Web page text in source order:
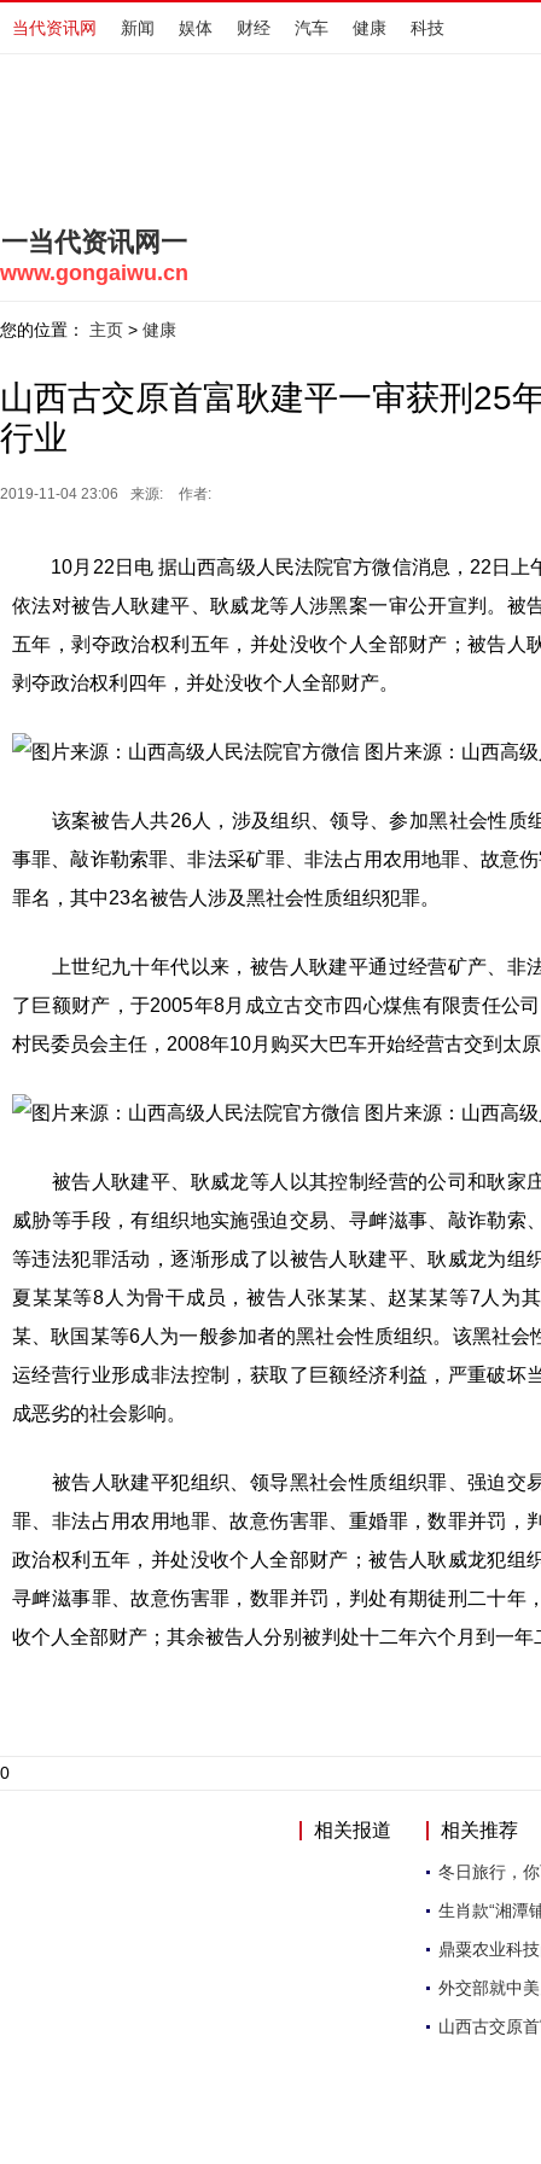
当代资讯网 新闻 娱体 财经 汽车 健康 科技
一当代资讯网一
www.gongaiwu.cn
您的位置： 主页 > 健康
山西古交原首富耿建平一审获刑25
行业
2019-11-04 23:06 来源: 作者:
10月22日电 据山西高级人民法院官方微信消息，22日上
依法对被告人耿建平、耿威龙等人涉黑案一审公开宣判。被
五年，剥夺政治权利五年，并处没收个人全部财产；被告人
剥夺政治权利四年，并处没收个人全部财产。
图片来源：山西高
该案被告人共26人，涉及组织、领导、参加黑社会性质
事罪、敲诈勒索罪、非法采矿罪、非法占用农用地罪、故意
罪名，其中23名被告人涉及黑社会性质组织犯罪。
上世纪九十年代以来，被告人耿建平通过经营矿产、非
了巨额财产，于2005年8月成立古交市四心煤焦有限责任公
村民委员会主任，2008年10月购买大巴车开始经营古交到太
图片来源：山西高
被告人耿建平、耿威龙等人以其控制经营的公司和耿家
威胁等手段，有组织地实施强迫交易、寻衅滋事、敲诈勒索
等违法犯罪活动，逐渐形成了以被告人耿建平、耿威龙为组
夏某某等8人为骨干成员，被告人张某某、赵某某等7人为
某、耿国某等6人为一般参加者的黑社会性质组织。该黑社会
运经营行业形成非法控制，获取了巨额经济利益，严重破坏
成恶劣的社会影响。
被告人耿建平犯组织、领导黑社会性质组织罪、强迫交
罪、非法占用农用地罪、故意伤害罪、重婚罪，数罪并罚，
政治权利五年，并处没收个人全部财产；被告人耿威龙犯组
寻衅滋事罪、故意伤害罪，数罪并罚，判处有期徒刑二十年
收个人全部财产；其余被告人分别被判处十二年六个月到一
0
相关报道 相关推荐
冬日旅行，
生肖款“湘潭
鼎粟农业科
外交部就中
山西古交原